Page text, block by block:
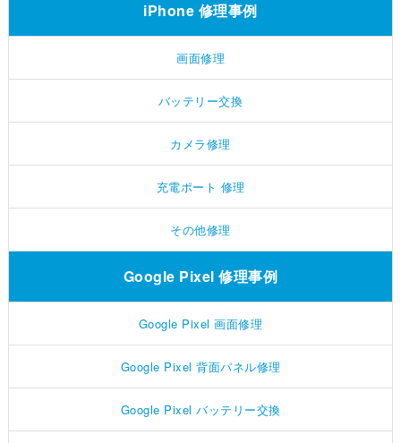
iPhone 修理事例
画面修理
バッテリー交換
カメラ修理
充電ポート 修理
その他修理
Google Pixel 修理事例
Google Pixel 画面修理
Google Pixel 背面パネル修理
Google Pixel バッテリー交換